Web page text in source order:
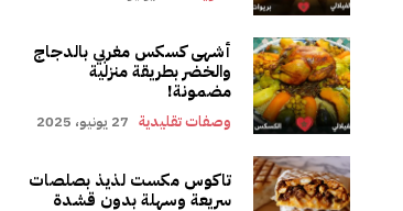
أشهى كسكس مغربي بالدجاج
والخضر بطريقة منزلية
مضمونة!
وصفات تقليدية 27 يونيو، 2025
تاكوس مكست لذيذ بصلصات
سريعة وسهلة بدون قشدة